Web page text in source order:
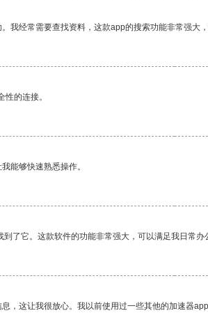
我经常需要查找资料，这款app的搜索功能非常强大
的连接。
能够快速熟悉操作。
了它。这款软件的功能非常强大，可以满足我日常办
，这让我很放心。我以前使用过一些其他的加速器